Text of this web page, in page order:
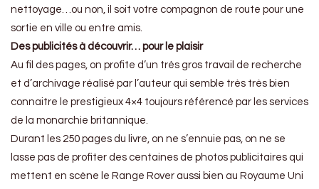
nettoyage…ou non, il soit votre compagnon de route pour une
sortie en ville ou entre amis.
Des publicités à découvrir… pour le plaisir
Au fil des pages, on profite d’un très gros travail de recherche
et d’archivage réalisé par l’auteur qui semble très très bien
connaitre le prestigieux 4×4 toujours référencé par les services
de la monarchie britannique.
Durant les 250 pages du livre, on ne s’ennuie pas, on ne se
lasse pas de profiter des centaines de photos publicitaires qui
mettent en scène le Range Rover aussi bien au Royaume Uni